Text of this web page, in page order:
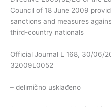
Council of 18 June 2009
sanctions and measures
third-country nationals
Official Journal L 168, 30/06/
32009L0052
– delimično usklađeno